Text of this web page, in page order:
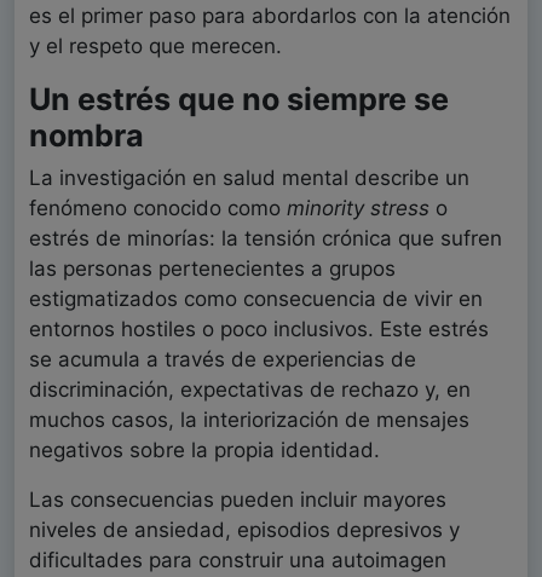
es el primer paso para abordarlos con la atención
y el respeto que merecen.
Un estrés que no siempre se
nombra
La investigación en salud mental describe un
fenómeno conocido como minority stress o
estrés de minorías: la tensión crónica que sufren
las personas pertenecientes a grupos
estigmatizados como consecuencia de vivir en
entornos hostiles o poco inclusivos. Este estrés
se acumula a través de experiencias de
discriminación, expectativas de rechazo y, en
muchos casos, la interiorización de mensajes
negativos sobre la propia identidad.
Las consecuencias pueden incluir mayores
niveles de ansiedad, episodios depresivos y
dificultades para construir una autoimagen